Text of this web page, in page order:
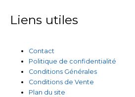
Liens utiles
Contact
Politique de confidentialité
Conditions Générales
Conditions de Vente
Plan du site